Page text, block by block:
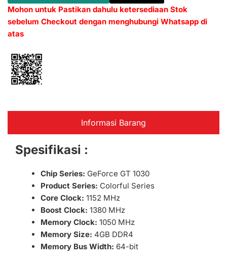
Mohon untuk Pastikan dahulu ketersediaan Stok
sebelum Checkout dengan menghubungi Whatsapp di
atas
Informasi Barang
Spesifikasi :
Chip Series: GeForce GT 1030
Product Series: Colorful Series
Core Clock: 1152 MHz
Boost Clock: 1380 MHz
Memory Clock: 1050 MHz
Memory Size: 4GB DDR4
Memory Bus Width: 64-bit